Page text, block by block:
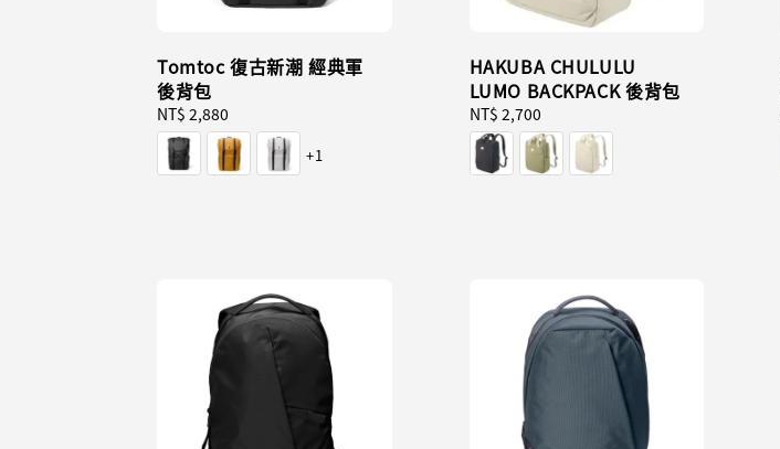
Tomtoc 復古新潮 經典軍
後背包
Regular
price
NT$ 2,880
+1
HAKUBA CHULULU
LUMO BACKPACK 後背包
Regular
price
NT$ 2,700